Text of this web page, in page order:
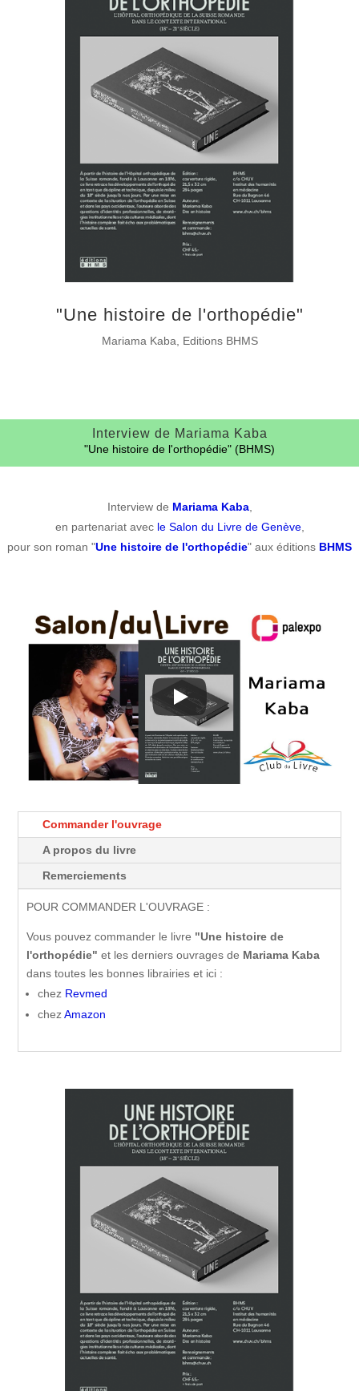
"Une histoire de l'orthopédie"
Mariama Kaba, Editions BHMS
Interview de Mariama Kaba
"Une histoire de l'orthopédie" (BHMS)
Interview de Mariama Kaba,
en partenariat avec le Salon du Livre de Genève,
pour son roman "Une histoire de l'orthopédie" aux éditions BHMS
Commander l'ouvrage
A propos du livre
Remerciements
POUR COMMANDER L'OUVRAGE :
Vous pouvez commander le livre "Une histoire de
l'orthopédie"et les derniers ouvrages de Mariama Kaba
dans toutes les bonnes librairies et ici :
chez Revmed
chezAmazon